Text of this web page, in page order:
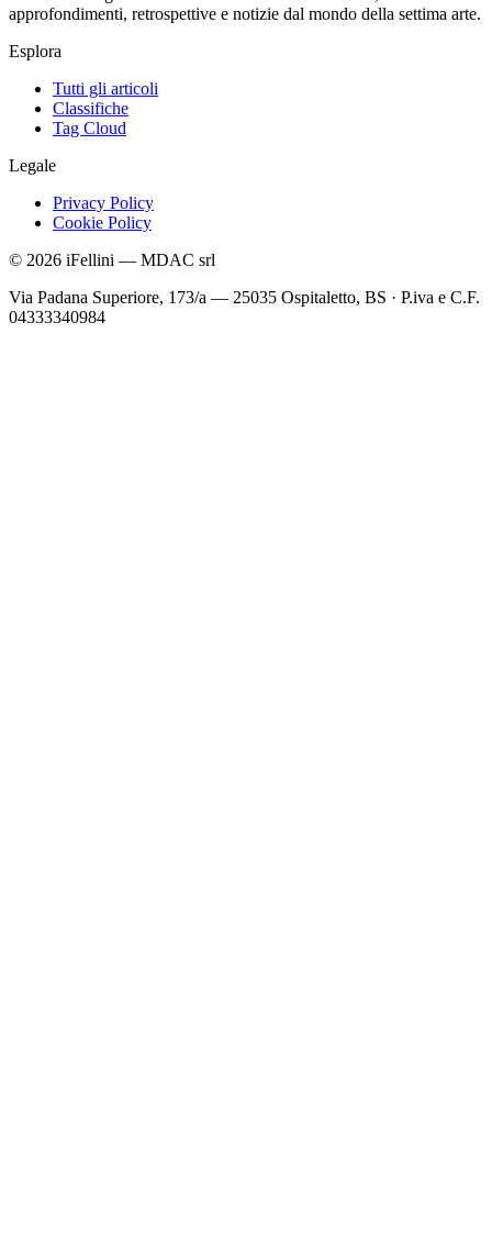
approfondimenti, retrospettive e notizie dal mondo della settima arte.
Esplora
Tutti gli articoli
Classifiche
Tag Cloud
Legale
Privacy Policy
Cookie Policy
© 2026 iFellini — MDAC srl
Via Padana Superiore, 173/a — 25035 Ospitaletto, BS · P.iva e C.F.
04333340984